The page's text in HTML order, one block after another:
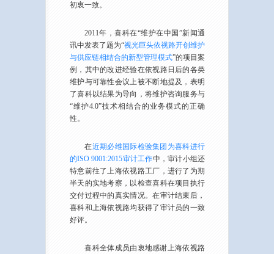
初衷一致。
2011年，喜科在“维护在中国”新闻通
讯中发表了题为“视光巨头依视路开创维护
与供应链相结合的新型管理模式”的项目案
例，其中的改进经验在依视路日后的各类
维护与可靠性会议上被不断地提及，表明
了喜科以结果为导向，将维护咨询服务与
“维护4.0”技术相结合的业务模式的正确
性。
在近期必维国际检验集团为喜科进行
的ISO 9001:2015审计工作中，审计小组还
特意前往了上海依视路工厂，进行了为期
半天的实地考察，以检查喜科在项目执行
交付过程中的真实情况。在审计结束后，
喜科和上海依视路均获得了审计员的一致
好评。
喜科全体成员由衷地感谢上海依视路